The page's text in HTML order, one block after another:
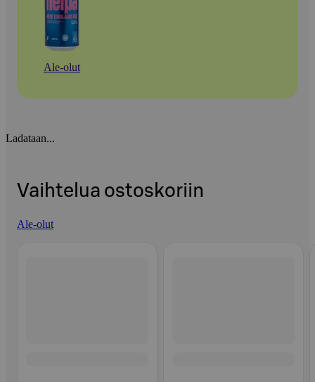
Ale-olut
Ladataan...
Vaihtelua ostoskoriin
Ale-olut